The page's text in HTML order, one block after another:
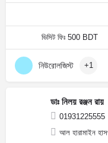
ভিসিট ফিঃ 500 BDT
নিউরোলজিস্ট +1
ডাঃ নিলয় রঞ্জন রায়
01931225555
আল হারামাইন